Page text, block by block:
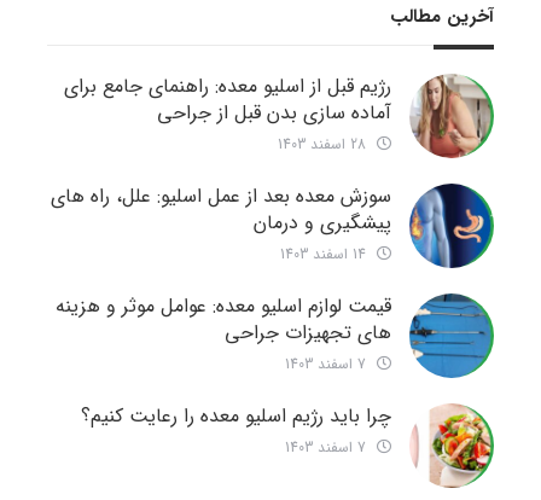
آخرین مطالب
رژیم قبل از اسلیو معده: راهنمای جامع برای
آماده سازی بدن قبل از جراحی
سوزش معده بعد از عمل اسلیو: علل، راه های
پیشگیری و درمان
قیمت لوازم اسلیو معده: عوامل موثر و هزینه
های تجهیزات جراحی
چرا باید رژیم اسلیو معده را رعایت کنیم؟